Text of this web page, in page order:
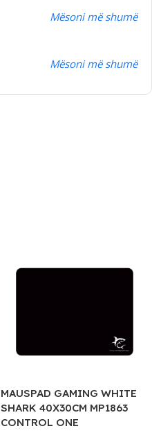
Mësoni më shumë
Mësoni më shumë
MAUSPAD GAMING WHITE
SHARK 40X30CM MP1863
CONTROL ONE